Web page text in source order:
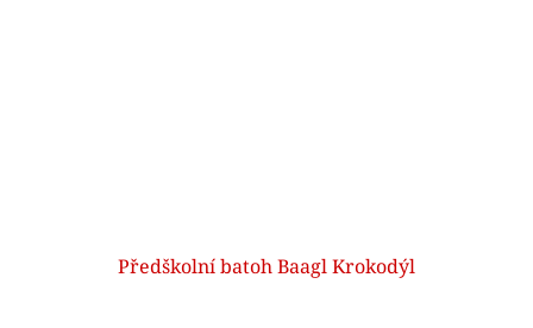
Předškolní batoh Baagl Krokodýl